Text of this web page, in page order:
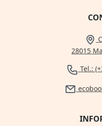
28015
Tel.: